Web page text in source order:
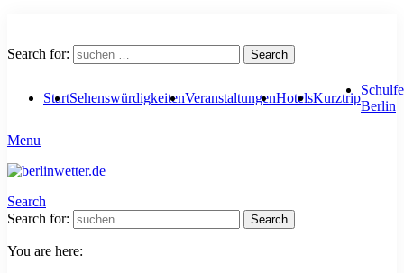
Search for: Search
StartSehenswürdigkeitenVeranstaltungenHotelsKurztrip
Berlin
Menu
Search
Search for:
Search
You are here: